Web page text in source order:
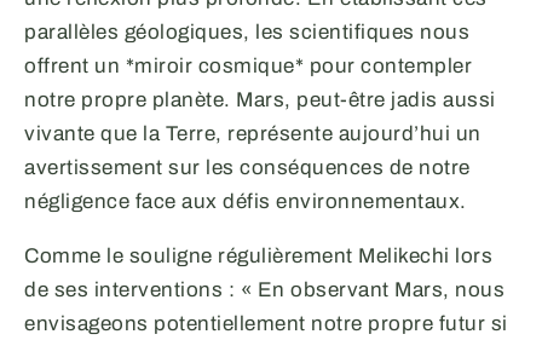
parallèles géologiques, les scientifiques nous
offrent un *miroir cosmique* pour contempler
notre propre planète. Mars, peut-être jadis aussi
vivante que la Terre, représente aujourd’hui un
avertissement sur les conséquences de notre
négligence face aux défis environnementaux.
Comme le souligne régulièrement Melikechi lors
de ses interventions : « En observant Mars, nous
envisageons potentiellement notre propre futur si